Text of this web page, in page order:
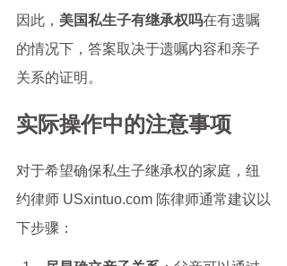
因此， 美国私生子有继承权吗在有遗嘱
的情况下，答案取决于遗嘱内容和亲子
关系的证明。
实际操作中的注意事项
对于希望确保私生子继承权的家庭，纽
约律师 USxintuo.com 陈律师通常建议以
下步骤：